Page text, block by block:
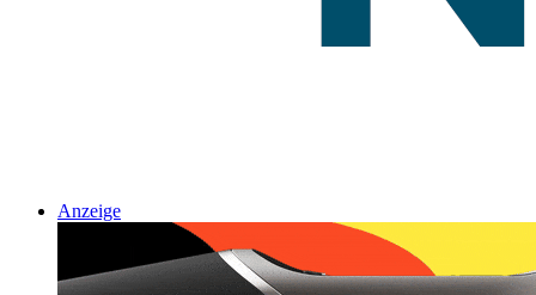
Anzeige